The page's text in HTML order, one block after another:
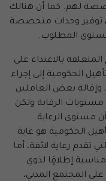
لهم. كما أن هنالك
توفير وحدات متخصصة
المطلوب.
المتعلقة بالاعتداء على
الحكومية إلى إجراء
وإقالة بعض العاملين
الرقابة ولكن
أن مستوى الرعاية
الحكومية هو غاية
تقدم رعاية لائقة، أما
إطلاقٍا لذوي
المجتمع المدني،